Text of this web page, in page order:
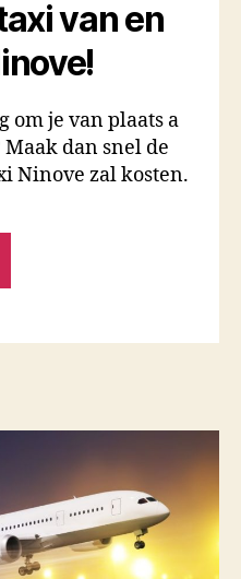
van en
om je van plaats a
dan snel de
Ninove zal kosten.